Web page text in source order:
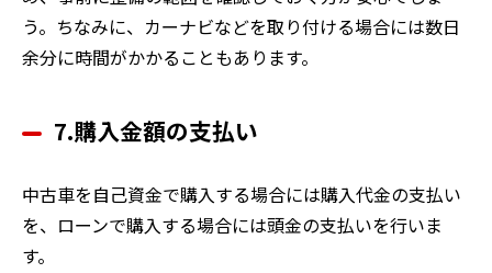
う。ちなみに、カーナビなどを取り付ける場合には数日
余分に時間がかかることもあります。
7.購入金額の支払い
中古車を自己資金で購入する場合には購入代金の支払い
を、ローンで購入する場合には頭金の支払いを行いま
す。